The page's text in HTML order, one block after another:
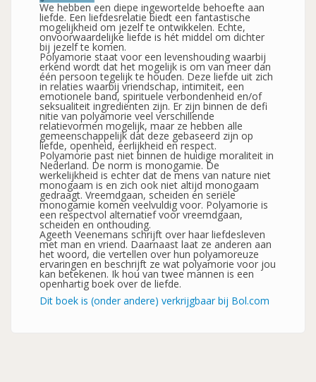
We hebben een diepe ingewortelde behoefte aan
liefde. Een liefdesrelatie biedt een fantastische
mogelijkheid om jezelf te ontwikkelen. Echte,
onvoorwaardelijke liefde is hét middel om dichter
bij jezelf te komen.
Polyamorie staat voor een levenshouding waarbij
erkend wordt dat het mogelijk is om van meer dan
één persoon tegelijk te houden. Deze liefde uit zich
in relaties waarbij vriendschap, intimiteit, een
emotionele band, spirituele verbondenheid en/of
seksualiteit ingrediënten zijn. Er zijn binnen de defi
nitie van polyamorie veel verschillende
relatievormen mogelijk, maar ze hebben alle
gemeenschappelijk dat deze gebaseerd zijn op
liefde, openheid, eerlijkheid en respect.
Polyamorie past niet binnen de huidige moraliteit in
Nederland. De norm is monogamie. De
werkelijkheid is echter dat de mens van nature niet
monogaam is en zich ook niet altijd monogaam
gedraagt. Vreemdgaan, scheiden en seriële
monogamie komen veelvuldig voor. Polyamorie is
een respectvol alternatief voor vreemdgaan,
scheiden en onthouding.
Ageeth Veenemans schrijft over haar liefdesleven
met man en vriend. Daarnaast laat ze anderen aan
het woord, die vertellen over hun polyamoreuze
ervaringen en beschrijft ze wat polyamorie voor jou
kan betekenen. Ik hou van twee mannen is een
openhartig boek over de liefde.
Dit boek is (onder andere) verkrijgbaar bij Bol.com